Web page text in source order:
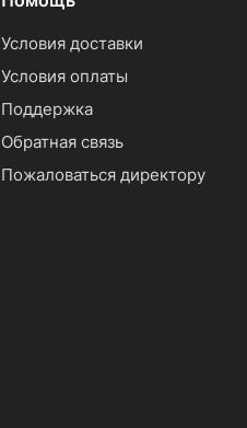
Условия доставки
Условия оплаты
Поддержка
Обратная связь
Пожаловаться директору